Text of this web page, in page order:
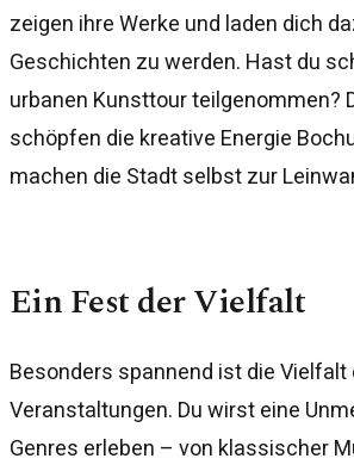
zeigen ihre Werke und laden dich
Geschichten zu werden. Hast du
urbanen Kunsttour teilgenommen?
schöpfen die kreative Energie
machen die Stadt selbst zur
Ein Fest der Vielfalt
Besonders spannend ist die Vielfalt
Veranstaltungen. Du wirst eine
Genres erleben – von klassischer